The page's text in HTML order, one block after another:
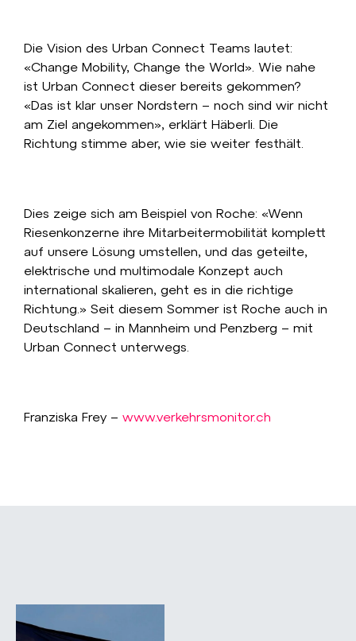
Die Vision des Urban Connect Teams lautet:
«Change Mobility, Change the World». Wie nahe
ist Urban Connect dieser bereits gekommen?
«Das ist klar unser Nordstern – noch sind wir nicht
am Ziel angekommen», erklärt Häberli. Die
Richtung stimme aber, wie sie weiter festhält.
Dies zeige sich am Beispiel von Roche: «Wenn
Riesenkonzerne ihre Mitarbeitermobilität komplett
auf unsere Lösung umstellen, und das geteilte,
elektrische und multimodale Konzept auch
international skalieren, geht es in die richtige
Richtung.» Seit diesem Sommer ist Roche auch in
Deutschland – in Mannheim und Penzberg – mit
Urban Connect unterwegs.
Franziska Frey – www.verkehrsmonitor.ch